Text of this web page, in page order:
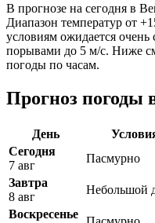
В прогнозе на сегодня в
Диапазон температур от
условиям ожидается очень
порывами до 5 м/с. Ниже
погоды по часам.
Прогноз погоды
День
Сегодня
7 авг
Пасмурно
Завтра
8 авг
Небольшой
Воскресенье